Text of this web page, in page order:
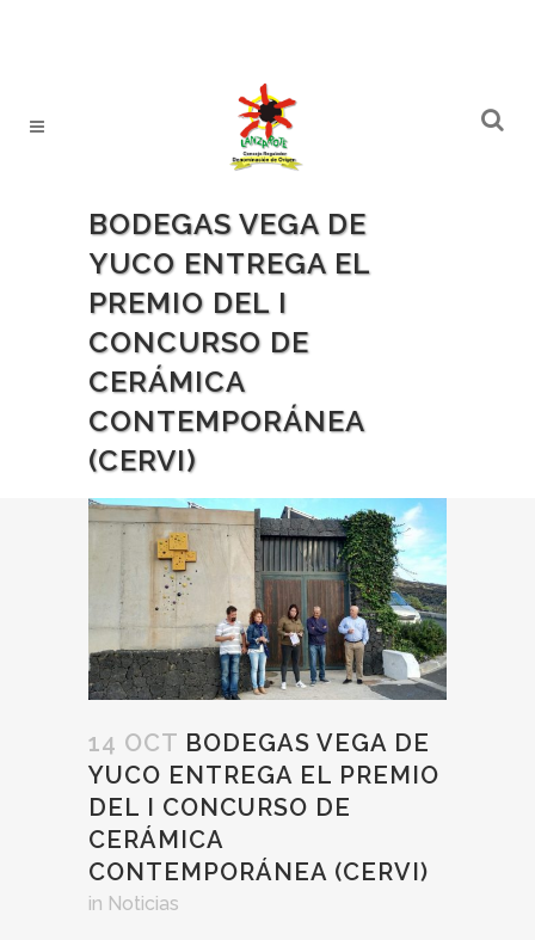
BODEGAS VEGA DE
YUCO ENTREGA EL
PREMIO DEL I
CONCURSO DE
CERÁMICA
CONTEMPORÁNEA
(CERVI)
14 OCT BODEGAS VEGA DE
YUCO ENTREGA EL PREMIO
DEL I CONCURSO DE
CERÁMICA
CONTEMPORÁNEA (CERVI)
in Noticias